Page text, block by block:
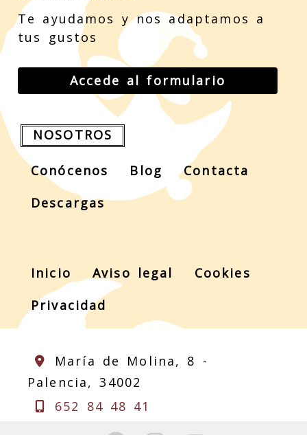
Te ayudamos y nos adaptamos a
tus gustos
Accede al formulario
NOSOTROS
Conócenos Blog
Contacta
Descargas
Inicio Aviso legal
Cookies
Privacidad
María de Molina, 8 -
Palencia,34002
652 84 48 41